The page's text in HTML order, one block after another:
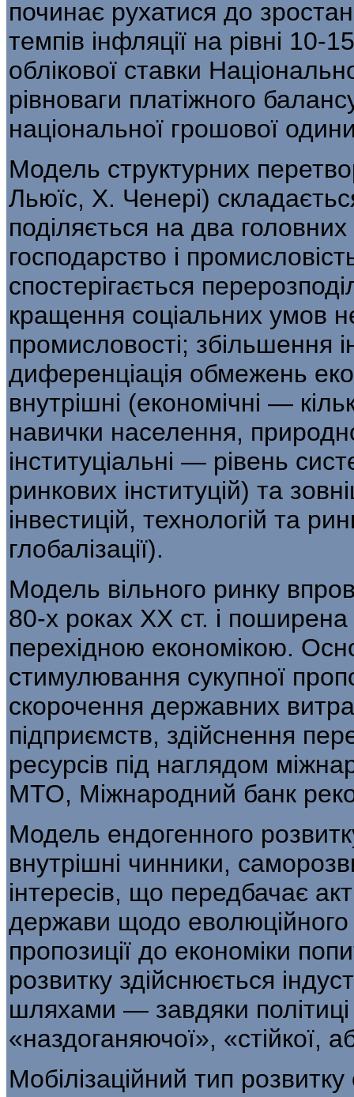
по­чинає рухатися до
темпів ін­фляції на рівні
облікової ставки
рівноваги платіжного
національної грошової
Модель структурних
Льюїс, Х. Ченері)
поділяється на два
господарство і
спостерігається
кращення соціальних умов
промис­ловості; збільшення
диференціація обмежень
внутрішні (економічні —
навички населення,
інституціальні — рівень
ринкових інституцій) та
інвестицій, технологій та
глобалізації).
Модель вільного ринку
80-х роках ХХ ст. і
перехідною економікою.
стимулювання сукупної
скорочення державних
підприємств, здійснення
ресурсів під наглядом
МТО, Міжнародний банк
Модель ендогенного
внут­рішні чинники,
інтересів, що передбачає
держави щодо еволюційного
пропозиції до економіки
розвитку здійснюється
шляхами — завдяки політиці
«наздоганяючої», «стійкої,
Мобілізаційний тип